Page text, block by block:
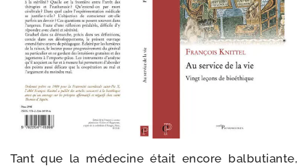
Tant que la méde­cine était encore bal­bu­tiante,